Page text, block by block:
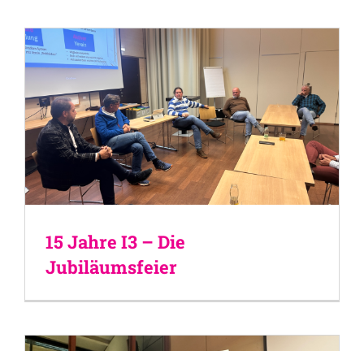
15 Jahre I3 – Die
Jubiläumsfeier